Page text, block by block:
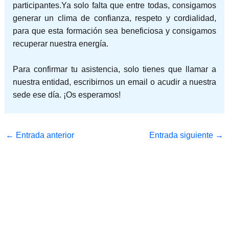
participantes.Ya solo falta que entre todas, consigamos
generar un clima de confianza, respeto y cordialidad,
para que esta formación sea beneficiosa y consigamos
recuperar nuestra energía.
Para confirmar tu asistencia, solo tienes que llamar a
nuestra entidad, escribirnos un email o acudir a nuestra
sede ese día. ¡Os esperamos!
← Entrada anterior Entrada siguiente →